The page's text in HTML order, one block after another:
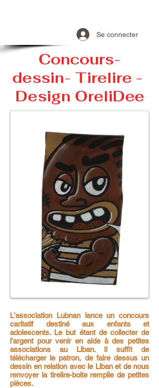
Se connecter
Concours-
dessin- Tirelire -
Design OreliDee
L'association Lubnan lance un concours
caritatif destiné aux enfants et
adolescents. Le but étant de collecter de
l'argent pour venir en aide à des petites
associations au Liban. Il suffit de
télécharger le patron, de faire dessus un
dessin en relation avec le Liban et de nous
renvoyer la tirelire-boite remplie de petites
pièces.